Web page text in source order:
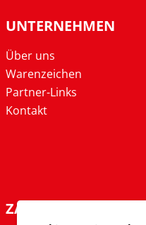
UNTERNEHMEN
Über uns
Warenzeichen
Partner-Links
Kontakt
ZAHLARTEN